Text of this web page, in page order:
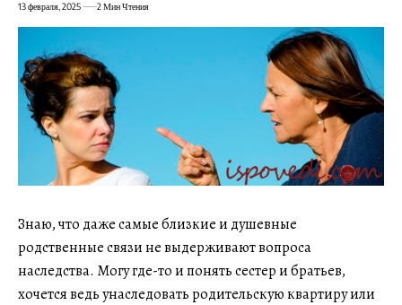
13 февраля, 2025 2 Мин Чтения
Знаю, что даже самые близкие и душевные
родственные связи не выдерживают вопроса
наследства. Могу где-то и понять сестер и братьев,
хочется ведь унаследовать родительскую квартиру или